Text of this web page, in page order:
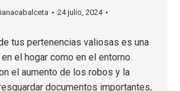
24 julio, 2024
tus pertenencias valiosas es una
el hogar como en el entorno
el aumento de los robos y la
documentos importantes,